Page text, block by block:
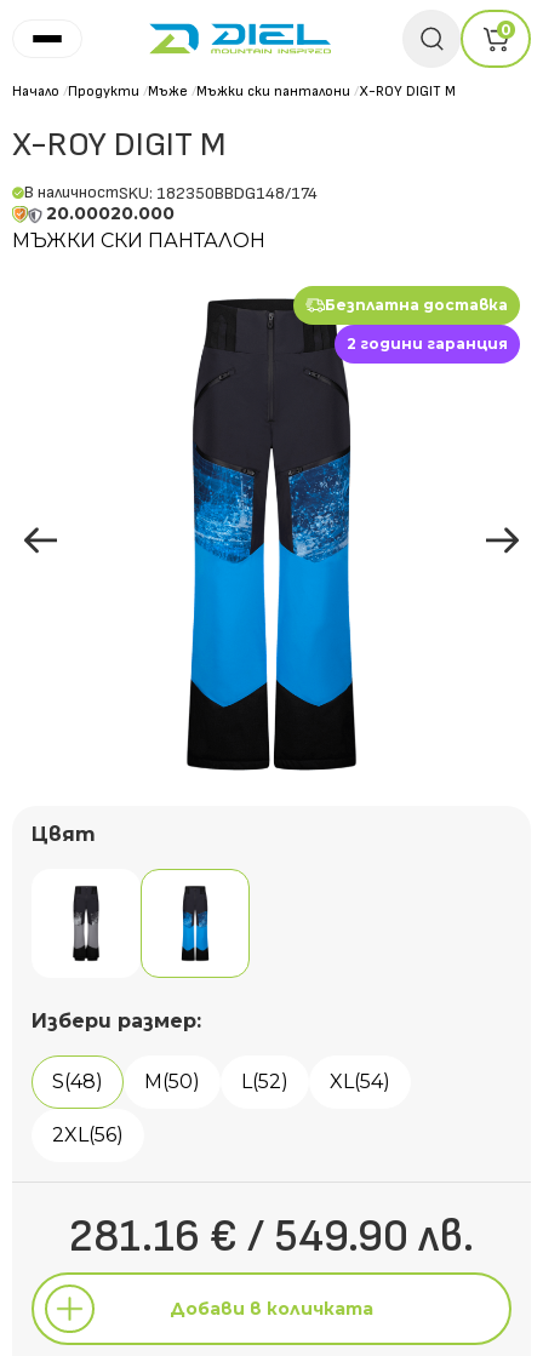
0
Начало /Продукти /Мъже /Мъжки ски панталони /X-ROY DIGIT M
X-ROY DIGIT M
В наличностSKU: 182350BBDG148/174
20.00020.000
МЪЖКИ СКИ ПАНТАЛОН
Безплатна доставка
2 години гаранция
Цвят
Избери размер:
S(48) M(50) L(52) XL(54)
2XL(56)
281.16 € / 549.90 лв.
Добави в количката